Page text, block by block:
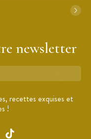
newsletter
recettes exquises et
!